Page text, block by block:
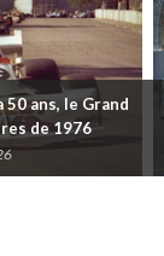
50 ans, le Grand
de 1976